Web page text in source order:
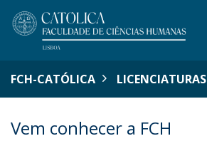
FCH-CATÓLICA LICENCIATURAS
Vem conhecer a FCH